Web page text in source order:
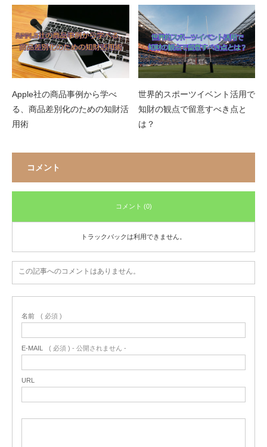
Apple社の商品事例から学べ
る、商品差別化のための知財活
用術
世界的スポーツイベント活用で
知財の観点で留意すべき点と
は？
コメント
コメント (0)
トラックバックは利用できません。
この記事へのコメントはありません。
名前 ( 必須 )
E-MAIL ( 必須 ) - 公開されません -
URL